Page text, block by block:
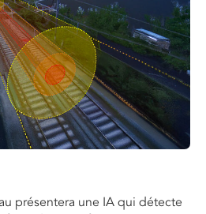
présentera une IA qui détecte